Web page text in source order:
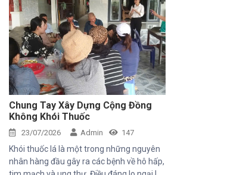
Chung Tay Xây Dựng Cộng Đồng
Không Khói Thuốc
23/07/2026 Admin 147
Khói thuốc lá là một trong những nguyên
nhân hàng đầu gây ra các bệnh về hô hấp,